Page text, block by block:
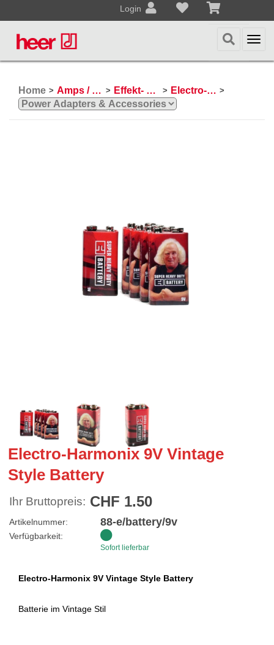
Login
Home > Amps / Effektpedale > Effekt- und Bodenpedale > Electro-Harmonix >
Electro-Harmonix 9V Vintage
Style Battery
Ihr Bruttopreis: CHF 1.50
Artikelnummer: 88-e/battery/9v
Verfügbarkeit:
Sofort lieferbar
Electro-Harmonix 9V Vintage Style Battery
Batterie im Vintage Stil